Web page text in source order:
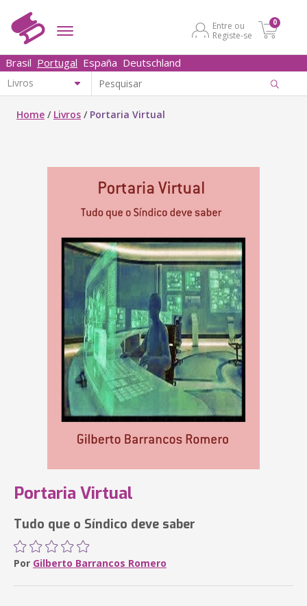
Entre ou
Registe-se
0
Brasil Portugal España Deutschland
Home / Livros / Portaria Virtual
Portaria Virtual
Tudo que o Síndico deve saber
Por Gilberto Barrancos Romero